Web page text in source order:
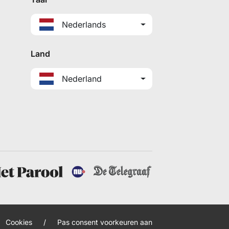
Nederlands
Land
Nederland
Cookies / Pas consent voorkeuren aan